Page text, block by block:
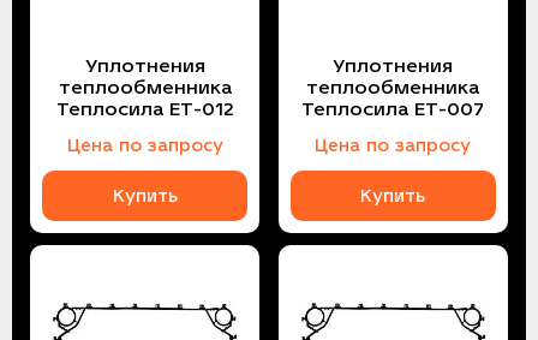
Уплотнения
теплообменника
Теплосила ЕТ-012
Цена по запросу
Купить
Уплотнения
теплообменника
Теплосила ЕТ-007
Цена по запросу
Купить